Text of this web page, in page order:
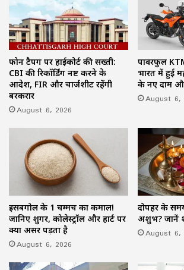
फोन टैपिंग पर हाईकोर्ट की सख्ती:
CBI की रिकॉर्डिंग नष्ट करने के
आदेश, FIR और चार्जशीट रहेंगी
बरकरार
August 6, 2026
पावरफुल
भारत में हुई
के नए दाम
August 6,
इसबगोल के 1 चम्मच का कमाल!
जानिए शुगर, कोलेस्ट्रॉल और हार्ट पर
क्या असर पड़ता है
August 6, 2026
दोपहर के
अशुभ? जानें
August 6,